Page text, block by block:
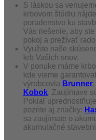
S láskou sa
krbovom štúdiu
poradenstvo ku
Vás riešenie, aby
pokoj a prežívať
Využite naše
krb Vašich snov.
V ponuke máme
kde vieme
výrobcovia Brunner,
Kobok. Zaujímave
Pokiaľ
pozrite aj značky:
sa zaujímate o
akumulačné